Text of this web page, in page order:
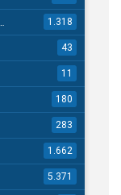
1.318
43
11
180
283
1.662
5.371